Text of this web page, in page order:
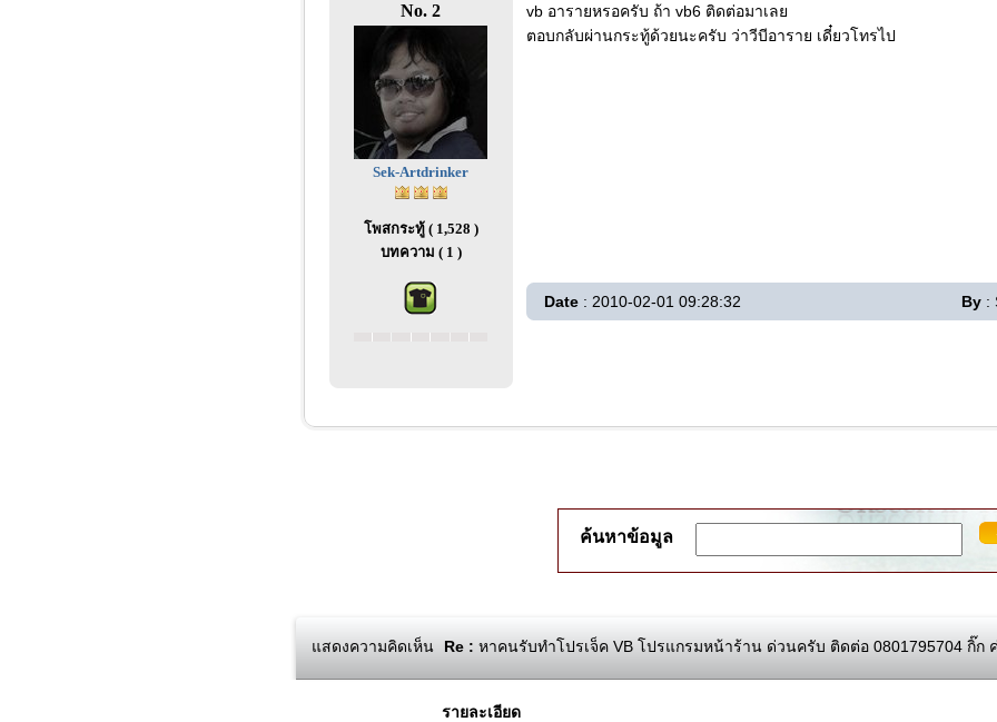
No. 2
Sek-Artdrinker
โพสกระทู้ ( 1,528 )
บทความ ( 1 )
vb อารายหรอครับ ถ้า vb6 ติดต่อมาเลย
ตอบกลับผ่านกระทู้ด้วยนะครับ ว่าวีบีอาราย เดี๋ยวโทรไป
Date : 2010-02-01 09:28:32 By :
ค้นหาข้อมูล
แสดงความคิดเห็น Re : หาคนรับทำโปรเจ็ค VB โปรแกรมหน้าร้าน ด่วนครับ ติดต่อ 0801795704 กิ๊ก
รายละเอียด